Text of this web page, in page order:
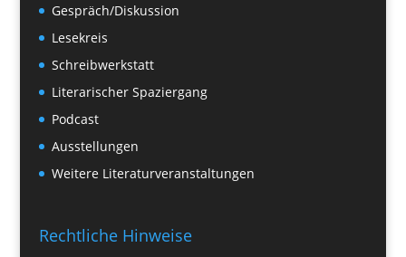
Gespräch/Diskussion
Lesekreis
Schreibwerkstatt
Literarischer Spaziergang
Podcast
Ausstellungen
Weitere Literaturveranstaltungen
Rechtliche Hinweise